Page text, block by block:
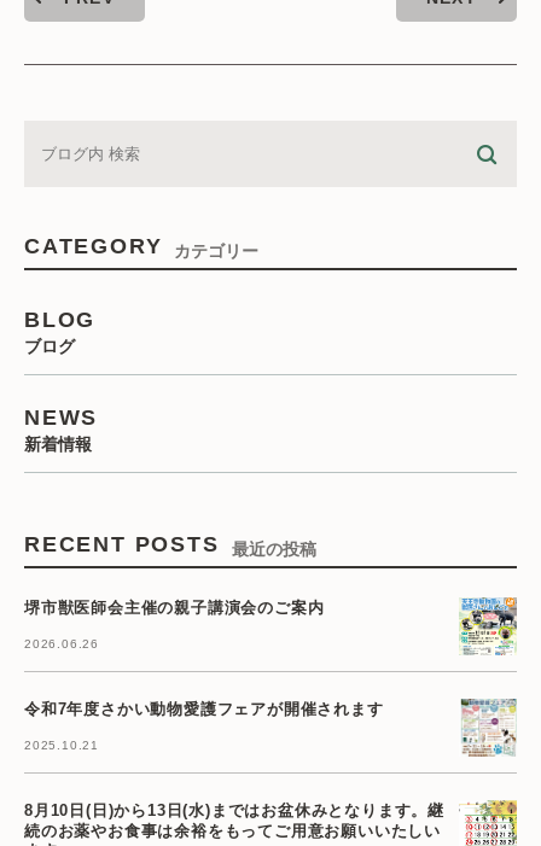
CATEGORY カテゴリー
BLOG
ブログ
NEWS
新着情報
RECENT POSTS 最近の投稿
堺市獣医師会主催の親子講演会のご案内
2026.06.26
令和7年度さかい動物愛護フェアが開催されます
2025.10.21
8月10日(日)から13日(水)まではお盆休みとなります。継
続のお薬やお食事は余裕をもってご用意お願いいたしい